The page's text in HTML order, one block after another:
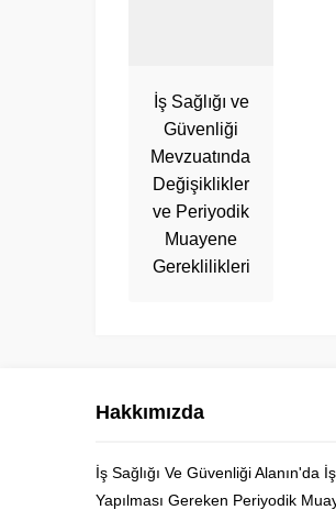
İş Sağlığı ve
Güvenliği
Mevzuatındaki
Değişiklikler
ve Periyodik
Muayene
Gereklilikleri
Hakkımızda
İş Sağlığı Ve Güvenliği Alanın'da
Yapılması Gereken Periyodik